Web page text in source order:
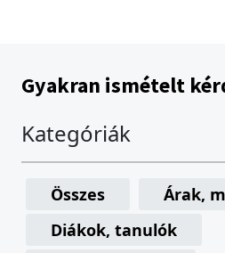
Gyakran ismételt
Kategóriák
Összes
Árak,
Diákok, tanulók